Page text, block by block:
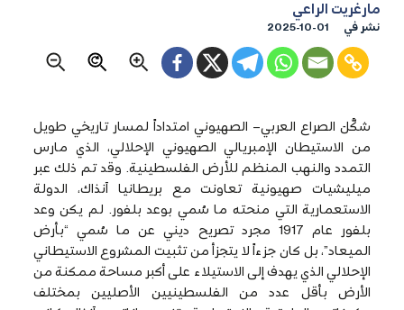
مارغريت الراعي
نشر في 2025-10-01
شكَّلَ الصراع العربي– الصهيوني امتداداً لمسار تاريخي طويل
من الاستيطان الإمبريالي الصهيوني الإحلالي، الذي مارس
التمدد والنهب المنظم للأرض الفلسطينية. وقد تم ذلك عبر
ميليشيات صهيونية تعاونت مع بريطانيا آنذاك، الدولة
الاستعمارية التي منحته ما سُمي بوعد بلفور. لم يكن وعد
بلفور عام 1917 مجرد تصريح ديني عن ما سُمي “بأرض
الميعاد”، بل كان جزءاً لا يتجزأ من تثبيت المشروع الاستيطاني
الإحلالي الذي يهدف إلى الاستيلاء على أكبر مساحة ممكنة من
الأرض بأقل عدد من الفلسطينيين الأصليين بمختلف